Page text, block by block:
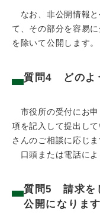
なお、非公開情報と
て、その部分を容易
を除いて公開します。
質問4 どのよ
市役所の受付にお申
項を記入して提出し
さんのご相談に応じま
口頭または電話によ
質問5 請求を
公開になりま